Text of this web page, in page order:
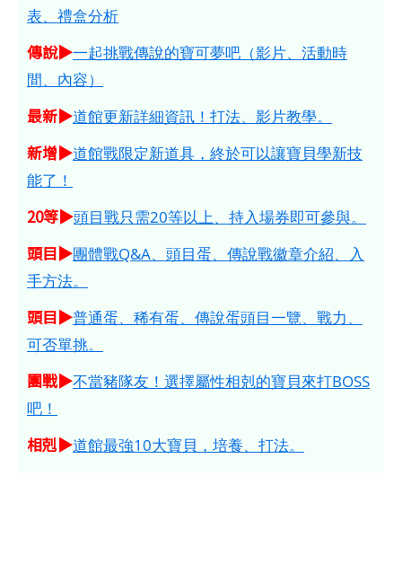
表、禮盒分析
傳說▶一起挑戰傳說的寶可夢吧（影片、活動時
間、內容）
最新▶道館更新詳細資訊！打法、影片教學。
新增▶道館戰限定新道具，終於可以讓寶貝學新技
能了！
20等▶頭目戰只需20等以上、持入場券即可參與。
頭目▶團體戰Q&A、頭目蛋、傳說戰徽章介紹、入
手方法。
頭目▶普通蛋、稀有蛋、傳說蛋頭目一覽、戰力、
可否單挑。
團戰▶不當豬隊友！選擇屬性相剋的寶貝來打BOSS
吧！
相剋▶道館最強10大寶貝，培養、打法。